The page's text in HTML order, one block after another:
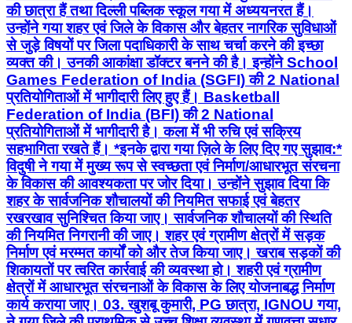
की छात्रा हैं तथा दिल्ली पब्लिक स्कूल गया में अध्ययनरत हैं।
उन्होंने गया शहर एवं जिले के विकास और बेहतर नागरिक सुविधाओं
से जुड़े विषयों पर जिला पदाधिकारी के साथ चर्चा करने की इच्छा
व्यक्त की। उनकी आकांक्षा डॉक्टर बनने की है। इन्होंने School
Games Federation of India (SGFI) की 2 National
प्रतियोगिताओं में भागीदारी लिए हुए हैं। Basketball
Federation of India (BFI) की 2 National
प्रतियोगिताओं में भागीदारी है। कला में भी रुचि एवं सक्रिय
सहभागिता रखते हैं। *इनके द्वारा गया ज़िले के लिए दिए गए सुझाव:*
विदुषी ने गया में मुख्य रूप से स्वच्छता एवं निर्माण/आधारभूत संरचना
के विकास की आवश्यकता पर जोर दिया। उन्होंने सुझाव दिया कि
शहर के सार्वजनिक शौचालयों की नियमित सफाई एवं बेहतर
रखरखाव सुनिश्चित किया जाए। सार्वजनिक शौचालयों की स्थिति
की नियमित निगरानी की जाए। शहर एवं ग्रामीण क्षेत्रों में सड़क
निर्माण एवं मरम्मत कार्यों को और तेज किया जाए। खराब सड़कों की
शिकायतों पर त्वरित कार्रवाई की व्यवस्था हो। शहरी एवं ग्रामीण
क्षेत्रों में आधारभूत संरचनाओं के विकास के लिए योजनाबद्ध निर्माण
कार्य कराया जाए। 03. खुशबू कुमारी, PG छात्रा, IGNOU गया,